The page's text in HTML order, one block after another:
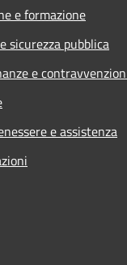
e formazione
sicurezza pubblica
e
e assistenza